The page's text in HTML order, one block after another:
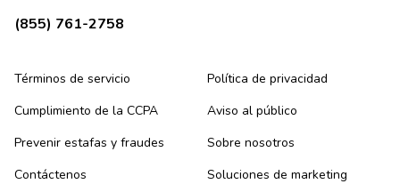
(855) 761-2758
Términos de servicio
Política de privacidad
Cumplimiento de la CCPA
Aviso al público
Prevenir estafas y fraudes
Sobre nosotros
Contáctenos
Soluciones de marketing